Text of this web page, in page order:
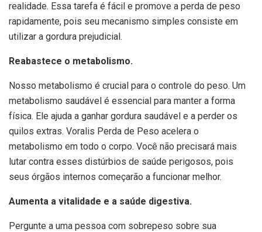
realidade. Essa tarefa é fácil e promove a perda de peso
rapidamente, pois seu mecanismo simples consiste em
utilizar a gordura prejudicial.
Reabastece o metabolismo.
Nosso metabolismo é crucial para o controle do peso. Um
metabolismo saudável é essencial para manter a forma
física. Ele ajuda a ganhar gordura saudável e a perder os
quilos extras. Voralis Perda de Peso acelera o
metabolismo em todo o corpo. Você não precisará mais
lutar contra esses distúrbios de saúde perigosos, pois
seus órgãos internos começarão a funcionar melhor.
Aumenta a vitalidade e a saúde digestiva.
Pergunte a uma pessoa com sobrepeso sobre sua